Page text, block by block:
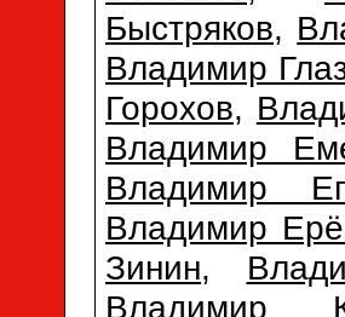
Быстряков,
Владимир
Горохов,
Владимир
Владимир
Владимир
Зинин,
Владимир